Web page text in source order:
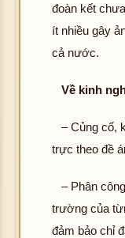
đoàn kết
ít nhiều gây
cả nước.
Về kinh
– Củng cố,
trực theo đề
– Phân
trường của
đảm bảo chỉ